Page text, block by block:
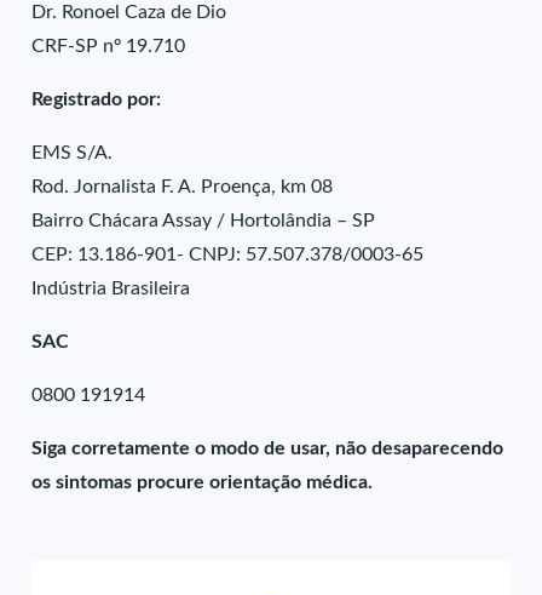
Dr. Ronoel Caza de Dio
CRF-SP nº 19.710
Registrado por:
EMS S/A.
Rod. Jornalista F. A. Proença, km 08
Bairro Chácara Assay / Hortolândia – SP
CEP: 13.186-901- CNPJ: 57.507.378/0003-65
Indústria Brasileira
SAC
0800 191914
Siga corretamente o modo de usar, não desaparecendo
os sintomas procure orientação médica.